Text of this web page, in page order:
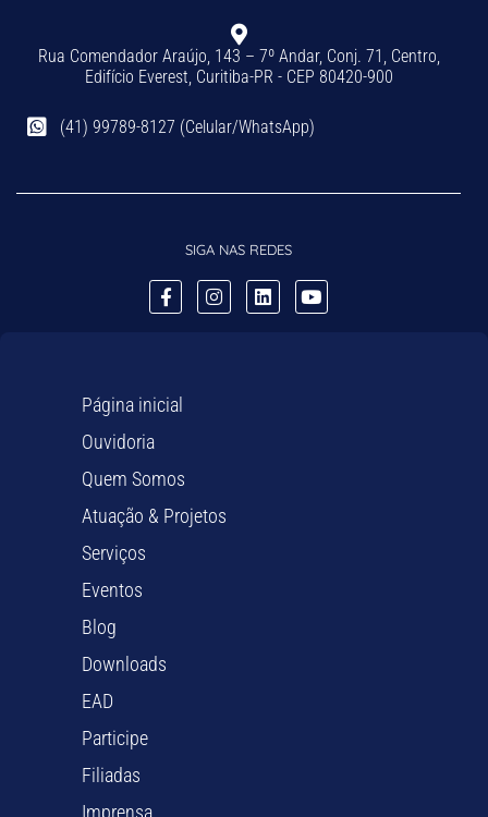
Rua Comendador Araújo, 143 – 7º Andar, Conj. 71, Centro,
Edifício Everest, Curitiba-PR - CEP 80420-900
(41) 99789-8127 (Celular/WhatsApp)
SIGA NAS REDES
Página inicial
Ouvidoria
Quem Somos
Atuação & Projetos
Serviços
Eventos
Blog
Downloads
EAD
Participe
Filiadas
Imprensa